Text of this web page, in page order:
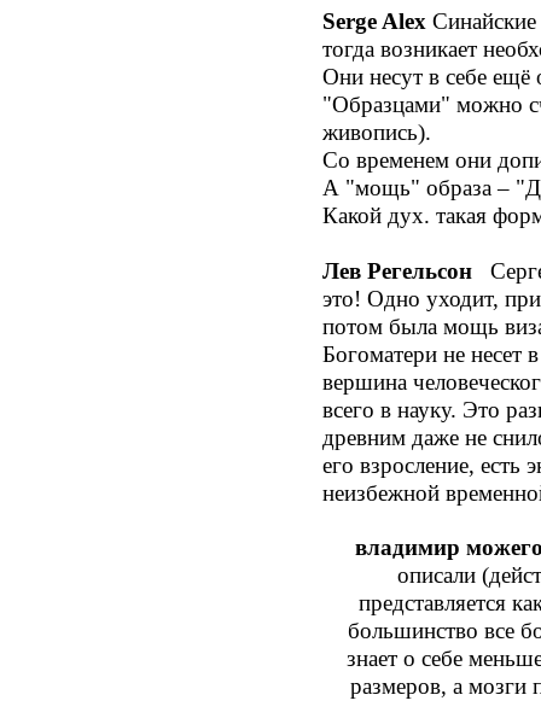
Serge Alex
тогда возникает
Они несут в себе ещё
"Образцами" можно
живопись).
Со временем они
А "мощь" образа –
Какой дух. такая
Лев Регельсон
это! Одно уходит,
потом была мощь
Богоматери не несет
вершина
всего в науку. Это
древним даже не
его взросление,
неизбежной
владимир
описали
представляется
большинство все
знает о себе
размеров, а мозги